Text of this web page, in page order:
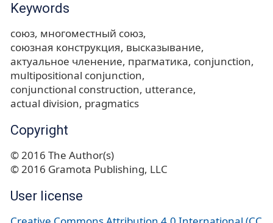
Keywords
союз многоместный союз
союзная конструкция высказывание
актуальное членение прагматика conjunction
multipositional conjunction
conjunctional construction utterance
actual division pragmatics
Copyright
© 2016 The Author(s)
© 2016 Gramota Publishing, LLC
User license